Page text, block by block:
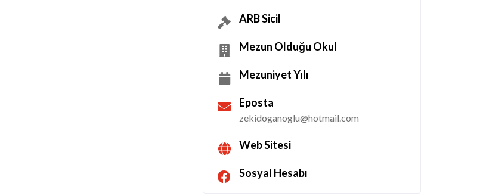
ARB Sicil
Mezun Olduğu Okul
Mezuniyet Yılı
Eposta
zekidoganoglu@hotmail.com
Web Sitesi
Sosyal Hesabı